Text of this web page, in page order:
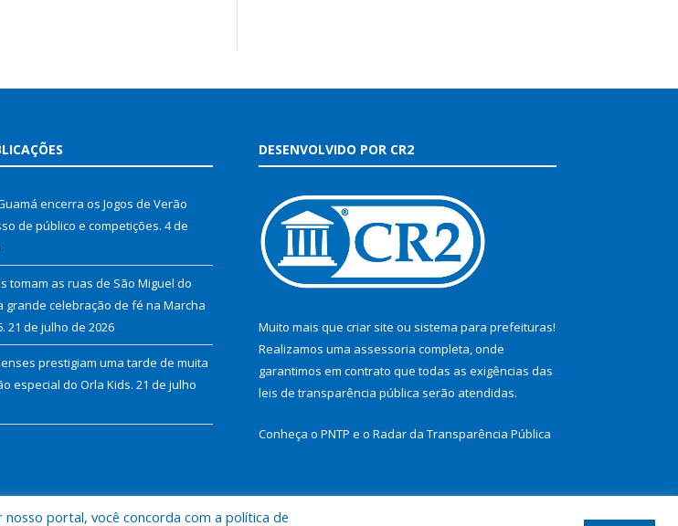
encerra os Jogos de Verão
de público e competições. 4 de
tomam as ruas de São Miguel do
grande celebração de fé na Marcha
21 de julho de 2026
prestigiam uma tarde de muita
especial do Orla Kids. 21 de julho
DESENVOLVIDO POR CR2
Muito mais que criar site ou sistema para prefeituras!
Realizamos uma assessoria completa, onde
garantimos em contrato que todas as exigências das
leis de transparência pública serão atendidas.
Conheça o PNTP e o Radar da Transparência Pública
portal, você concorda com a política de